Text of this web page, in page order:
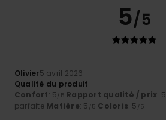
5/5
Olivier5 avril 2026
Qualité du produit
Confort: 5/5 Rapport qualité / prix: 5
parfaite Matière: 5 /5 Coloris: 5 /5